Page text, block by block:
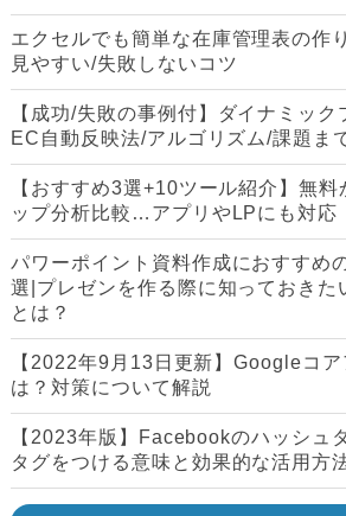
エクセルでも簡単な在庫管理表の作
見やすい/失敗しないコツ
【成功/失敗の事例付】ダイナミック
EC自動反映法/アルゴリズム/課題ま
【おすすめ3選+10ツール紹介】無
ップ分析比較…アプリやLPにも対応
パワーポイント資料作成におすすめ
選|プレゼンを作る際に知っておきた
とは？
【2022年9月13日更新】Googleコ
は？対策について解説
【2023年版】Facebookのハッシュ
タグをつける意味と効果的な活用方